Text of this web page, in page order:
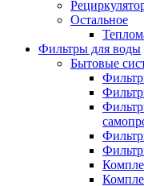
Остальное
Фильтры для воды
Бытовые